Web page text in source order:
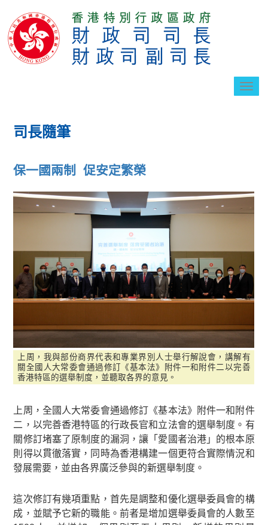
切
司長隨筆
保一國兩制 促安定繁榮
上周，我與部份商界代表和專業界別人士舉行解說會，講解有
關全國人大常委會通過修訂《基本法》附件一和附件二以完善
香港特區的選舉制度，並聽取各界的意見。
上周，全國人大常委會通過修訂《基本法》附件一和附件
二，以完善香港特區的行政長官和立法會的選舉制度。有
關修訂堵塞了原制度的漏洞，讓「愛國者治港」的根本原
則得以貫徹落實，同時為香港構建一個更符合實際情況和
發展需要，並由各界廣泛參與的新選舉制度。
這次修訂有幾項重點，首先是調整和優化選舉委員會的構
成，並賦予它新的職能。前者是增加選舉委員會的人數至